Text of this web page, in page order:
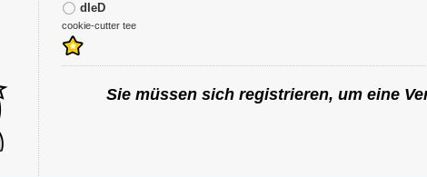
dIeD
cookie-cutter tee
Sie müssen sich registrieren, um eine